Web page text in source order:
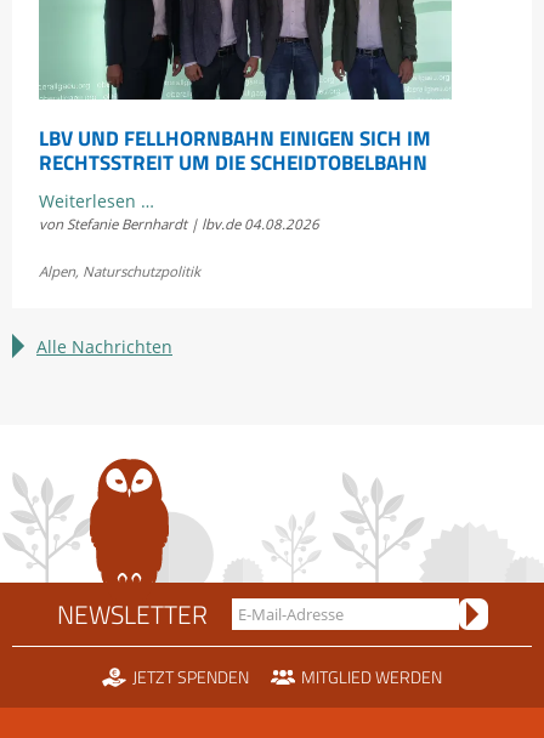
LBV UND FELLHORNBAHN EINIGEN SICH IM
RECHTSSTREIT UM DIE SCHEIDTOBELBAHN
Weiterlesen …LBV
und
einigen
im
Scheidtobelbahn
von Stefanie Bernhardt | lbv.de 04.08.2026
Alpen, Naturschutzpolitik
Alle Nachrichten
NEWSLETTER
JETZT SPENDEN MITGLIED WERDEN